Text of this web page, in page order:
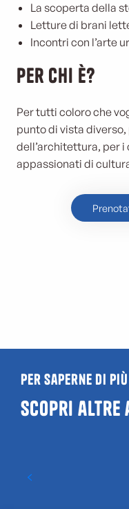
La scoperta della
Letture di brani
Incontri con l’arte
Per chi è?
Per tutti coloro che
punto di vista
dell’architettura, per i
appassionati di
Per saperne di più
Scopri altre